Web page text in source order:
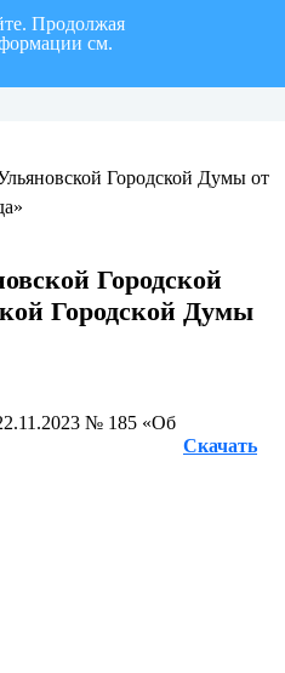
Городской Думы от
Городской
Городской Думы
№ 185 «Об
Скачать
Продолжая
см.